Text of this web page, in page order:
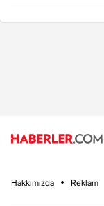
Hakkımızda Reklam